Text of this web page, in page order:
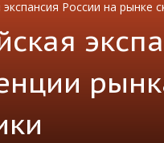
экспансия России на рынке